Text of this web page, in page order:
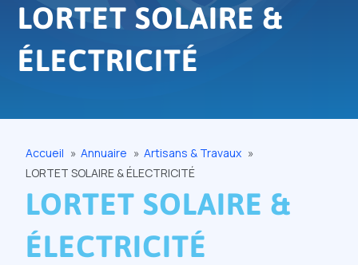
LORTET SOLAIRE &
ÉLECTRICITÉ
Accueil Annuaire
Artisans & Travaux
LORTET SOLAIRE & ÉLECTRICITÉ
LORTET SOLAIRE &
ÉLECTRICITÉ